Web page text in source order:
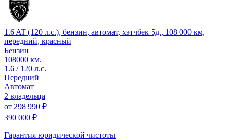
1.6 AT (120 л.с.), бензин, автомат, хэтчбек 5д., 108 000 км,
передний, красный
Бензин
108000 км.
1.6 / 120 л.с.
Передний
Автомат
2 владельца
от 298 990 ₽
390 000 ₽
Гарантия юридической чистоты